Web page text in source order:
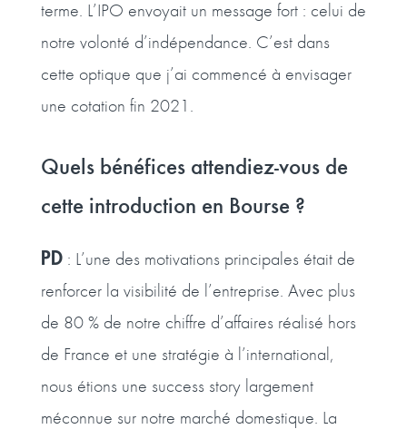
terme. L’IPO envoyait un message fort : celui de
notre volonté d’indépendance. C’est dans
cette optique que j’ai commencé à envisager
une cotation fin 2021.
Quels bénéfices attendiez-vous de
cette introduction en Bourse ?
PD: L’une des motivations principales était de
renforcer la visibilité de l’entreprise. Avec plus
de 80 % de notre chiffre d’affaires réalisé hors
de France et une stratégie à l’international,
nous étions une success story largement
méconnue sur notre marché domestique. La